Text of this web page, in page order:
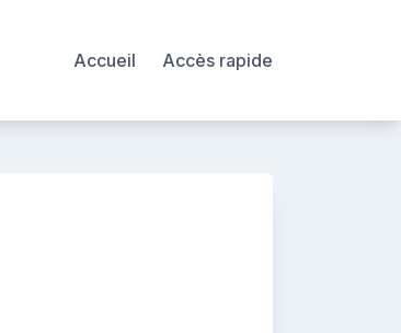
Accueil Accès rapide